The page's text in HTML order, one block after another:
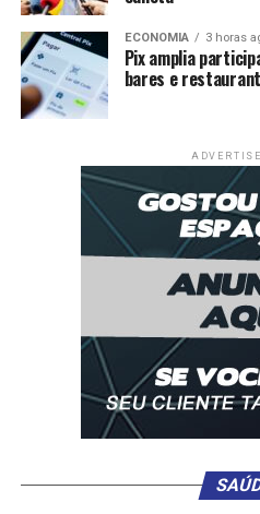
RELATED TOPICS:
EVENTO
FARÁ LUTA
SINOPENSE
UP NEXT
Com saída de Rafinha, lateral
DON'T MISS
Atlético-MG confirma Cuca
ECONOMIA 3 horas
Pix amplia
bares e